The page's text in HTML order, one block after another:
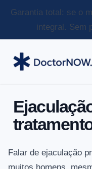
Garantia total: se o
integral. Sem
Falar de ejaculação